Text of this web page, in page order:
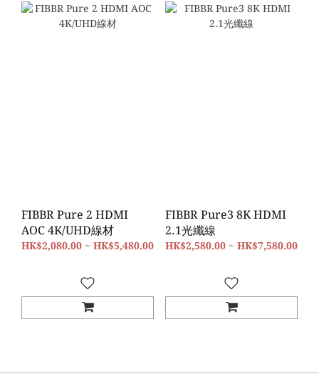
FIBBR Pure 2 HDMI
AOC 4K/UHD線材
HK$2,080.00 ~ HK$5,480.00
FIBBR Pure3 8K HDMI
2.1光纖線
HK$2,580.00 ~ HK$7,580.00